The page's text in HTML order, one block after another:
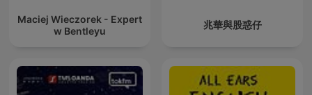
Maciej Wieczorek - Expert
w Bentleyu
兆華與股惑仔